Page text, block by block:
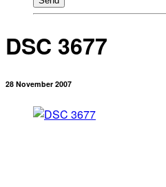
DSC 3677
28 November 2007